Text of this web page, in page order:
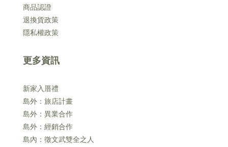
商品認證
退換貨政策
隱私權政策
更多資訊
新家入厝禮
島外：旅店計畫
島外：異業合作
島外：經銷合作
島內：徵文武雙全之人